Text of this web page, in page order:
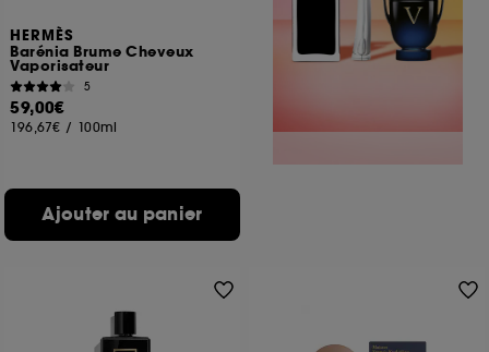
HERMÈS
Barénia Brume Cheveux
Vaporisateur
5
59,00€
196,67€ / 100ml
Ajouter au panier